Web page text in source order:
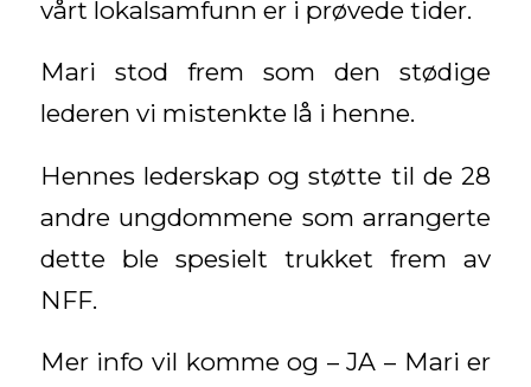
vårt lokalsamfunn er i prøvede tider.
Mari stod frem som den stødige
lederen vi mistenkte lå i henne.
Hennes lederskap og støtte til de 28
andre ungdommene som arrangerte
dette ble spesielt trukket frem av
NFF.
Mer info vil komme og – JA – Mari er